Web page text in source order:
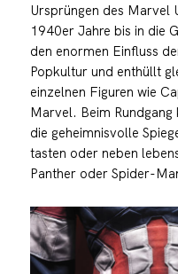
Ursprüngen des Marvel
1940er Jahre bis in die
den enormen Einfluss
Popkultur und enthüllt
einzelnen Figuren wie
Marvel. Beim
die geheimnisvolle
tasten oder neben
Panther oder Spider-